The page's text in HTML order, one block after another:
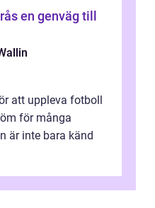
till
att uppleva fotboll
för många
är inte bara känd